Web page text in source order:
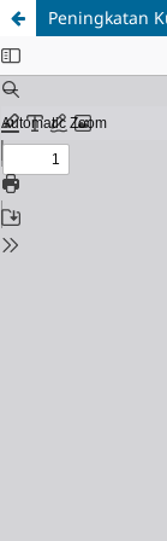
Peningkatan